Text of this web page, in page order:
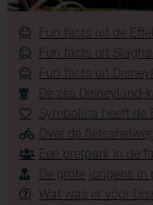
Fun facts uit de
Fun facts uit
Fun facts uit
De zes Disneyland-
Symbolica heeft de
Over de
Een pretpark in de
De grote jongens in
Wat was er vóór